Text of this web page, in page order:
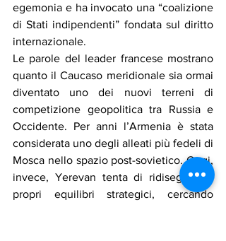
egemonia e ha invocato una “coalizione
di Stati indipendenti” fondata sul diritto
internazionale.
Le parole del leader francese mostrano
quanto il Caucaso meridionale sia ormai
diventato uno dei nuovi terreni di
competizione geopolitica tra Russia e
Occidente. Per anni l’Armenia è stata
considerata uno degli alleati più fedeli di
Mosca nello spazio post-sovietico. Oggi,
invece, Yerevan tenta di ridisegnare i
propri equilibri strategici, cercando